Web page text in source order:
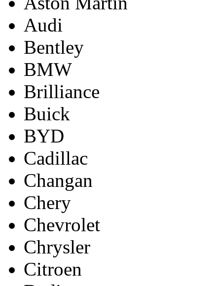
Audi
Bentley
BMW
Brilliance
Buick
BYD
Cadillac
Changan
Chery
Chevrolet
Chrysler
Citroen